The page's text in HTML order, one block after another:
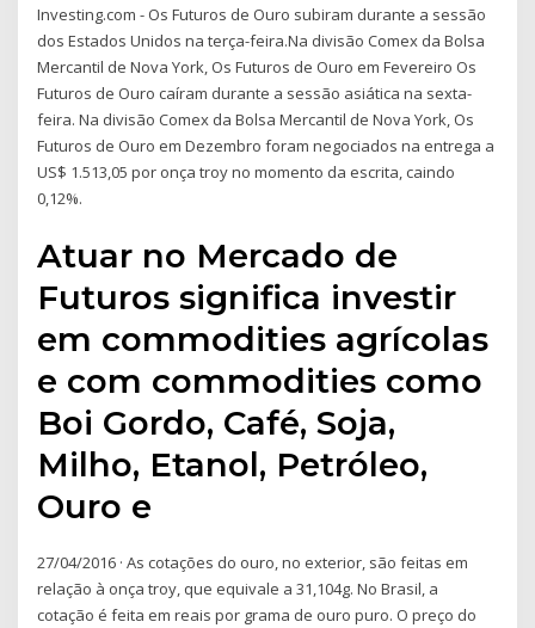
Investing.com - Os Futuros de Ouro subiram durante a sessão
dos Estados Unidos na terça-feira.Na divisão Comex da Bolsa
Mercantil de Nova York, Os Futuros de Ouro em Fevereiro Os
Futuros de Ouro caíram durante a sessão asiática na sexta-
feira. Na divisão Comex da Bolsa Mercantil de Nova York, Os
Futuros de Ouro em Dezembro foram negociados na entrega a
US$ 1.513,05 por onça troy no momento da escrita, caindo
0,12%.
Atuar no Mercado de
Futuros significa investir
em commodities agrícolas
e com commodities como
Boi Gordo, Café, Soja,
Milho, Etanol, Petróleo,
Ouro e
27/04/2016 · As cotações do ouro, no exterior, são feitas em
relação à onça troy, que equivale a 31,104g. No Brasil, a
cotação é feita em reais por grama de ouro puro. O preço do